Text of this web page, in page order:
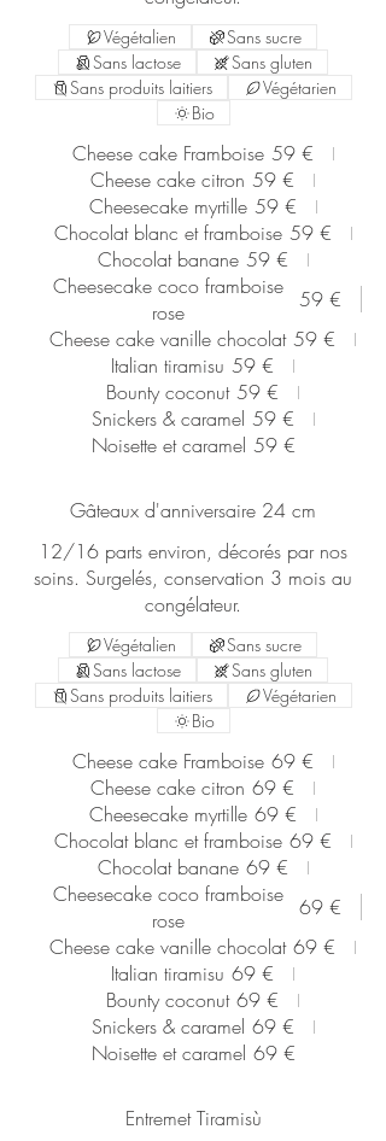
Cheese cake Framboise 59 €
Cheese cake citron 59 €
Cheesecake myrtille 59 €
Chocolat blanc et framboise 59 €
Chocolat banane 59 €
Cheesecake coco framboise
rose
59 €
Cheese cake vanille chocolat 59 €
Italian tiramisu 59 €
Bounty coconut 59 €
Snickers & caramel 59 €
Noisette et caramel 59 €
Végétalien
Sans sucre
Sans lactose
Sans gluten
Sans produits laitiers
Végétarien
Bio
Gâteaux d'anniversaire 24 cm
12/16 parts environ, décorés par nos
soins. Surgelés, conservation 3 mois au
congélateur.
Cheese cake Framboise 69 €
Cheese cake citron 69 €
Cheesecake myrtille 69 €
Chocolat blanc et framboise 69 €
Chocolat banane 69 €
Cheesecake coco framboise
rose
69 €
Cheese cake vanille chocolat 69 €
Italian tiramisu 69 €
Bounty coconut 69 €
Snickers & caramel 69 €
Noisette et caramel 69 €
Végétalien
Sans sucre
Sans lactose
Sans gluten
Sans produits laitiers
Végétarien
Bio
Entremet Tiramisù